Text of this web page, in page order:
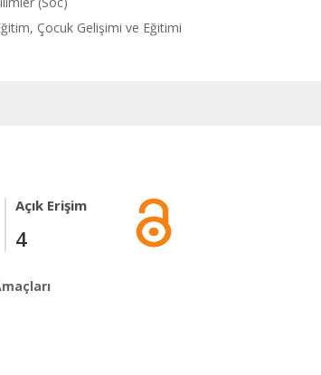
Çocuk Gelişimi ve Eğitimi
Açık Erişim
4